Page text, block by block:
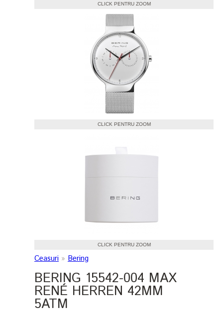
CLICK PENTRU ZOOM
CLICK PENTRU ZOOM
CLICK PENTRU ZOOM
Ceasuri » Bering
BERING 15542-004 MAX
RENÉ HERREN 42MM
5ATM